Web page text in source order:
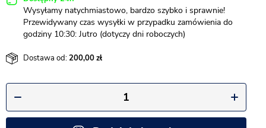
Wysyłamy natychmiastowo, bardzo szybko i sprawnie!
Przewidywany czas wysyłki w przypadku zamówienia do
godziny 10:30: Jutro (dotyczy dni roboczych)
Dostawa od:200,00